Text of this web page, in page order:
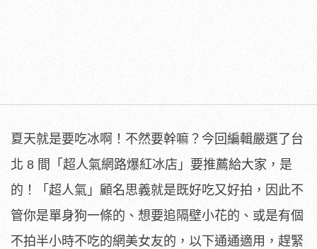
夏天就是要吃冰啊！不然要幹嘛？今回編輯嚴選了台
北 8 間「超人氣網路爆紅冰店」要推薦給大家，是
的！「超人氣」顧名思義就是既好吃又好拍，因此不
管你是單身狗一條的、想要追隔壁小花的、或是有個
不拍半小時不吃的網美女友的，以下通通適用，趕緊